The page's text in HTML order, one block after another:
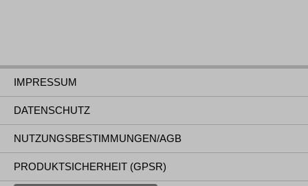
IMPRESSUM
DATENSCHUTZ
NUTZUNGSBESTIMMUNGEN/AGB
PRODUKTSICHERHEIT (GPSR)